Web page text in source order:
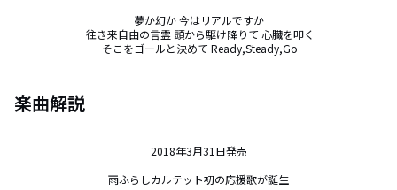
夢か幻か 今はリアルですか
そこをゴールと決めて Ready,Steady,Go
楽曲解説
2018年3月31日発売
雨ふらしカルテット初の応援歌が誕生